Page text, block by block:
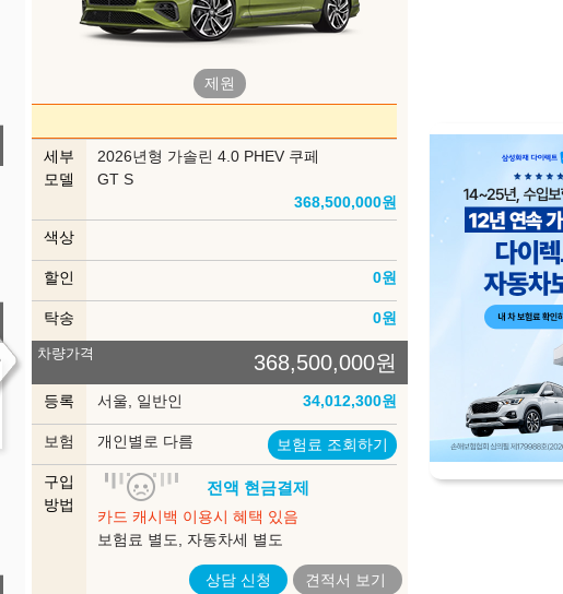
Mulliner Bespoke (GT) Tyrolean
Storm Storm Noir
Winter Light
Sirius Bold Sky
색상은 세부모델에 따라 적용되지 않는 것이 포함되어 있을 수 있으며, 내장색상
이 제한 될 수도 있습니다. 구매시 판매 가능한지 먼저 확인해 주시기 바랍니다.
제원
세부
모델
2026년형 가솔린 4.0 PHEV 쿠페
GT S
368,500,000원
색상
할인 0원
탁송 0원
차량가격 368,500,000원
등록 서울, 일반인 34,012,300원
보험 개인별로 다름 보험료 조회하기
구입
방법
전액 현금결제
카드 캐시백 이용시 혜택 있음
보험료 별도, 자동차세 별도
상담 신청 견적서 보기